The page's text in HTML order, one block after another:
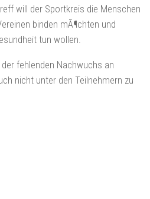
will der Sportkreis die Menschen
binden mÃ¶chten und
tun wollen.
fehlenden Nachwuchs an
nicht unter den Teilnehmern zu